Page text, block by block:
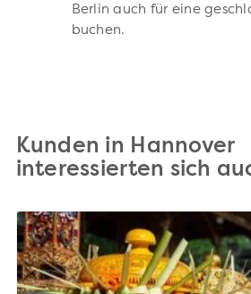
Berlin auch für eine
buchen.
Kunden in Hannover
interessierten sich